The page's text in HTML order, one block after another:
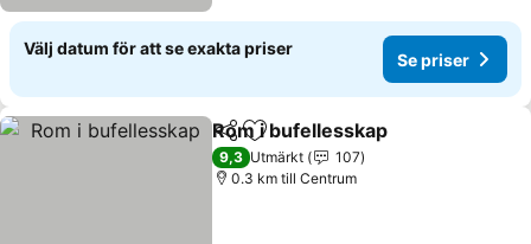
Välj datum för att se exakta priser
Se priser
Dela Lägg till i Mina Favoriter
Rom i bufellesskap
9,3 Utmärkt
107
0.3 km till Centrum